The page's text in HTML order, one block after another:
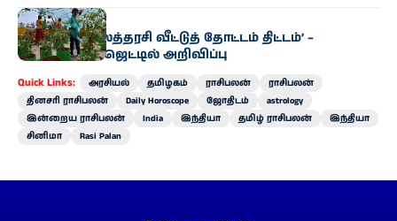
அரசியல்
‘வெற்றி இல்லத்தரசி வீட்டுத் தோட்டம் திட்டம்’ –
வேளாண் பட்ஜெட்டில் அறிவிப்பு
Quick Links: அரசியல் தமிழகம் ராசிபலன்
ராசிபலன்
தினசரி ராசிபலன்
Daily Horoscope ஜோதிடம்
astrology
இன்றைய ராசிபலன்
India இந்தியா தமிழ் ராசிபலன்
இந்தியா
சினிமா
Rasi Palan